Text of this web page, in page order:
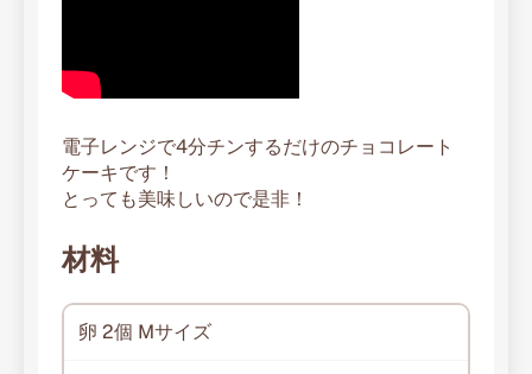
電子レンジで4分チンするだけのチョコレート
ケーキです！
とっても美味しいので是非！
材料
卵 2個 Mサイズ